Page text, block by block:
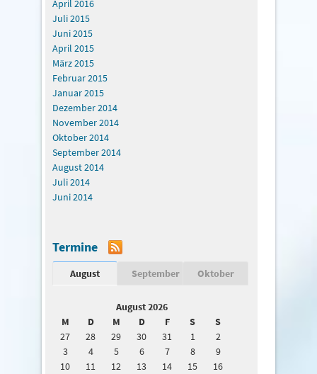
April 2016
Juli 2015
Juni 2015
April 2015
März 2015
Februar 2015
Januar 2015
Dezember 2014
November 2014
Oktober 2014
September 2014
August 2014
Juli 2014
Juni 2014
Termine
August September Oktober
August 2026
M
D M D F S
S
27
28 29 30 31 1
2
3
4 5 6 7 8
9
10
11 12 13 14 15
16